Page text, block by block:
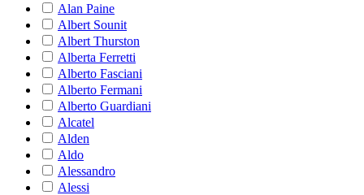
Alan Paine
Albert Sounit
Albert Thurston
Alberta Ferretti
Alberto Fasciani
Alberto Fermani
Alberto Guardiani
Alcatel
Alden
Aldo
Alessandro
Alessi